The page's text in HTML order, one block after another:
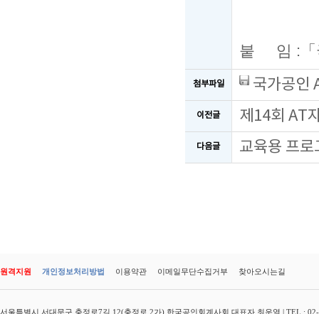
붙 임 : 「
첨부파일 국가공인
이전글 제14회 AT
다음글 교육용 프
원격지원 개인정보처리방법 이용약관 이메일무단수집거부 찾아오시는길
서울특별시 서대문구 충정로7길 12(충정로 2가) 한국공인회계사회 대표자 최운열 | TEL :